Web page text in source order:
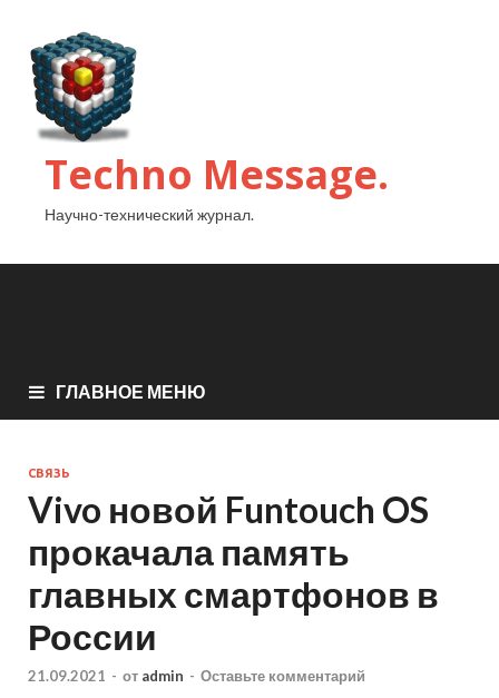
Techno Message.
Научно-технический журнал.
ГЛАВНОЕ МЕНЮ
СВЯЗЬ
Vivo новой Funtouch OS
прокачала память
главных смартфонов в
России
21.09.2021 - от admin - Оставьте комментарий